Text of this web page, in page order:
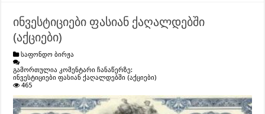
ინვესტიციები ფასიან ქაღალდებში
(აქციები)
საფონდო ბირჟა
გამორთულია კომენტარი ჩანაწერზე:
ინვესტიციები ფასიან ქაღალდებში (აქციები)
465